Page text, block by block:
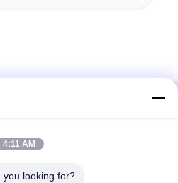
4:11 AM
you looking for?